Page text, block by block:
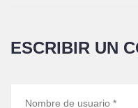
ESCRIBIR UN